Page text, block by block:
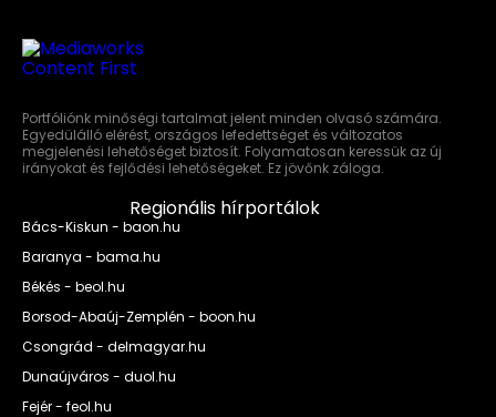
Portfóliónk minőségi tartalmat jelent minden olvasó számára.
Egyedülálló elérést, országos lefedettséget és változatos
megjelenési lehetőséget biztosít. Folyamatosan keressük az új
irányokat és fejlődési lehetőségeket. Ez jövőnk záloga.
Regionális hírportálok
Bács-Kiskun - baon.hu
Baranya - bama.hu
Békés - beol.hu
Borsod-Abaúj-Zemplén - boon.hu
Csongrád - delmagyar.hu
Dunaújváros - duol.hu
Fejér - feol.hu